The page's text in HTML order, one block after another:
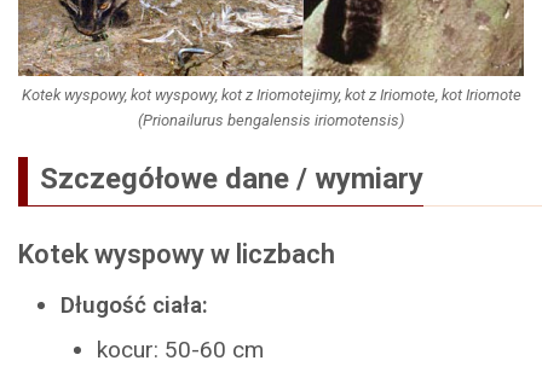
Kotek wyspowy, kot wyspowy, kot z Iriomotejimy, kot z Iriomote, kot Iriomote
(Prionailurus bengalensis iriomotensis)
Szczegółowe dane / wymiary
Kotek wyspowy w liczbach
Długość ciała:
kocur: 50-60 cm